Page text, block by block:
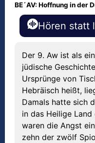
BE´AV: Hoffnung in der
Hören statt
Der 9. Aw ist als
jüdische
Ursprünge von
Hebräisch heißt,
Damals hatte sich
in das Heilige
waren die Angst
zehn der zwölf